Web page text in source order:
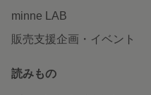
minne LAB
販売支援企画・イベント
読みもの